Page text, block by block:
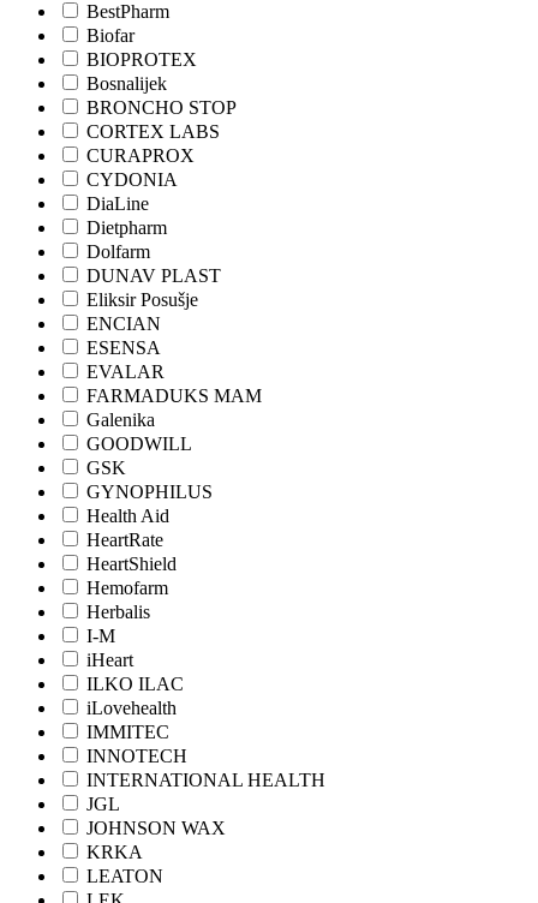
BestPharm
Biofar
BIOPROTEX
Bosnalijek
BRONCHO STOP
CORTEX LABS
CURAPROX
CYDONIA
DiaLine
Dietpharm
Dolfarm
DUNAV PLAST
Eliksir Posušje
ENCIAN
ESENSA
EVALAR
FARMADUKS MAM
Galenika
GOODWILL
GSK
GYNOPHILUS
Health Aid
HeartRate
HeartShield
Hemofarm
Herbalis
I-M
iHeart
ILKO ILAC
iLovehealth
IMMITEC
INNOTECH
INTERNATIONAL HEALTH
JGL
JOHNSON WAX
KRKA
LEATON